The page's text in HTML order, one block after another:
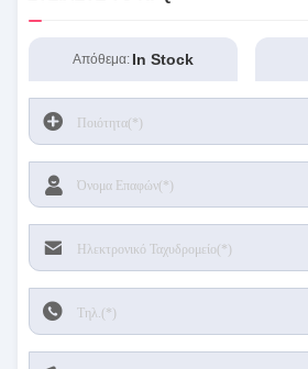
Απόθεμα: In Stock